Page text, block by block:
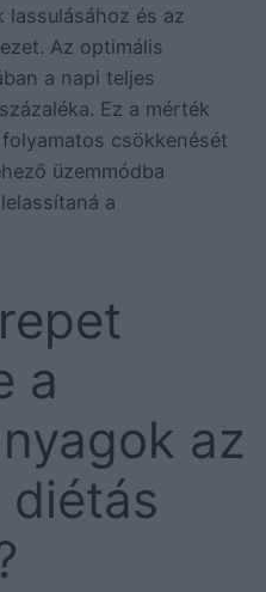
lassulásához és az
Az optimális
a napi teljes
Ez a mérték
csökkenését
üzemmódba
a
a
az
diétás